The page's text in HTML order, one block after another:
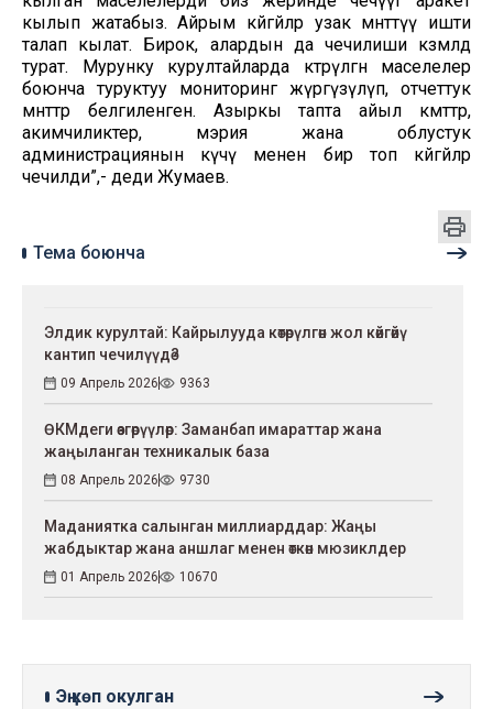
кылып жатабыз. Айрым көйгөйлөр узак мөөнөттүү ишти
талап кылат. Бирок, алардын да чечилиши көзөмөлдө
турат. Мурунку курултайларда көтөрүлгөн маселелер
боюнча туруктуу мониторинг жүргүзүлүп, отчеттук
мөөнөттөр белгиленген. Азыркы тапта айыл өкмөттөр,
акимчиликтер, мэрия жана облустук
администрациянын күчү менен бир топ көйгөйлөр
чечилди”,- деди Жумаев.
Тема боюнча
Элдик курултай: Кайрылууда көтөрүлгөн жол көйгөйү
кантип чечилүүдө?
09 Апрель 2026 9363
ӨКМдеги өзгөрүүлөр: Заманбап имараттар жана
жаңыланган техникалык база
08 Апрель 2026 9730
Маданиятка салынган миллиарддар: Жаңы
жабдыктар жана аншлаг менен өткөн мюзиклдер
01 Апрель 2026 10670
Эң көп окулган